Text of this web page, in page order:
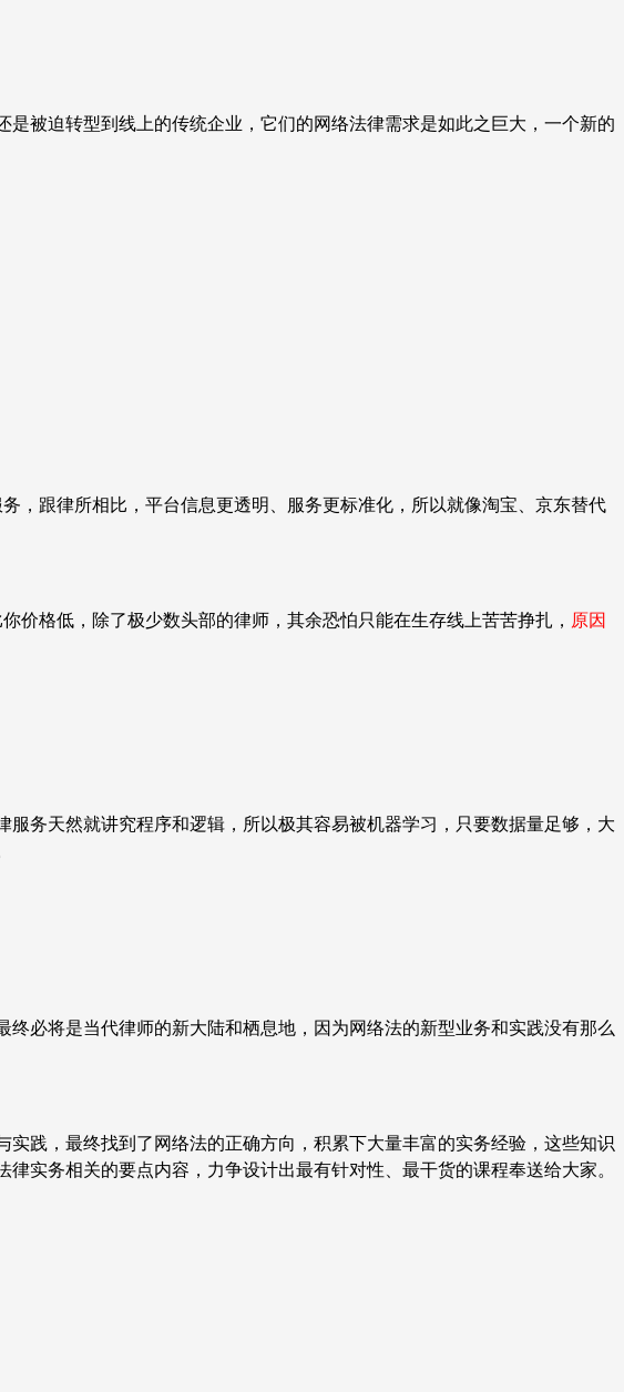
被迫转型到线上的传统企业，它们的网络法律需求是如此之巨大，一个新的
，跟律所相比，平台信息更透明、服务更标准化，所以就像淘宝、京东替代
价格低，除了极少数头部的律师，其余恐怕只能在生存线上苦苦挣扎， 原因
务天然就讲究程序和逻辑，所以极其容易被机器学习，只要数据量足够，大
必将是当代律师的新大陆和栖息地，因为网络法的新型业务和实践没有那么
践，最终找到了网络法的正确方向，积累下大量丰富的实务经验，这些知识
实务相关的要点内容，力争设计出最有针对性、最干货的课程奉送给大家。